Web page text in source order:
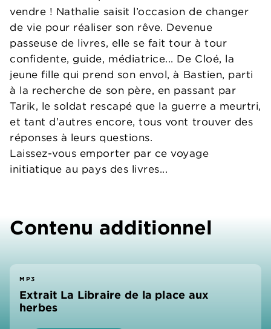
vendre ! Nathalie saisit l’occasion de changer
de vie pour réaliser son rêve. Devenue
passeuse de livres, elle se fait tour à tour
confidente, guide, médiatrice... De Cloé, la
jeune fille qui prend son envol, à Bastien, parti
à la recherche de son père, en passant par
Tarik, le soldat rescapé que la guerre a meurtri,
et tant d’autres encore, tous vont trouver des
réponses à leurs questions.
Laissez-vous emporter par ce voyage
initiatique au pays des livres...
Contenu additionnel
MP3
Extrait La Libraire de la place aux
herbes